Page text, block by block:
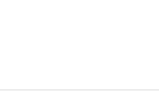
要多喝水并在检查1
日透过WhatsApp联
- 17:30am